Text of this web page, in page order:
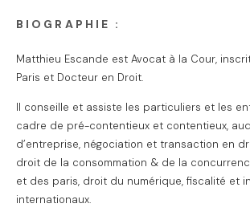
BIOGRAPHIE :
Matthieu Escande est Avocat à la Cour,
Paris et Docteur en Droit.
Il conseille et assiste les particuliers et les
cadre de pré-contentieux et contentieux,
d’entreprise, négociation et transaction en
droit de la consommation & de la
et des paris, droit du numérique, fiscalité et
internationaux.